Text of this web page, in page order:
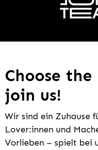
Choose
join us!
Wir sind ein Zuhause
Lover:innen und
Vorlieben – spielt bei